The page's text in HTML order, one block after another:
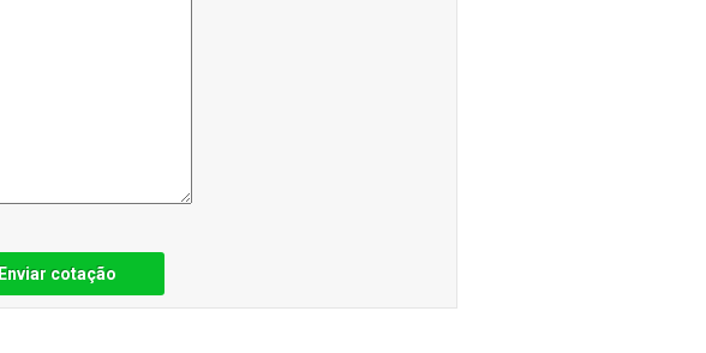
Enviar cotação